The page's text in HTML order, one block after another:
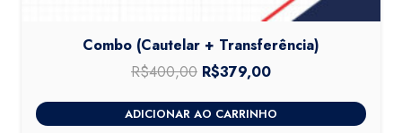
Combo (Cautelar + Transferência)
R$400,00 O
preço
original
R$379,00
preço
atual
ADICIONAR AO CARRINHO